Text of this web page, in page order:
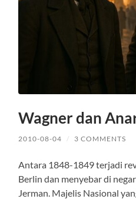
Wagner dan
2010-08-04 / 3 COMMENTS
Antara 1848-1849 terjadi
Berlin dan menyebar di
Jerman. Majelis Nasional